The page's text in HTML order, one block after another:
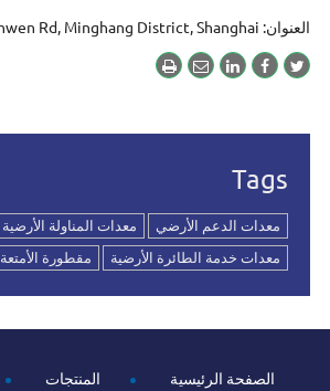
العنوان: No.28, Yuanwen Rd, Minghang District, Shanghai
Tags
معدات الدعم الأرضي معدات المناولة الأرضية
معدات خدمة الطائرة الأرضية مقطورة الأمتعة
الصفحة الرئيسية المنتجات